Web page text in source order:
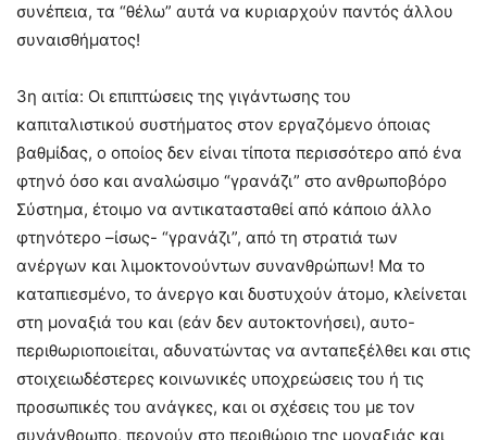
συνέπεια, τα “θέλω” αυτά να κυριαρχούν παντός άλλου
συναισθήματος!
3η αιτία: Οι επιπτώσεις της γιγάντωσης του
καπιταλιστικού συστήματος στον εργαζόμενο όποιας
βαθμίδας, ο οποίος δεν είναι τίποτα περισσότερο από ένα
φτηνό όσο και αναλώσιμο “γρανάζι” στο ανθρωποβόρο
Σύστημα, έτοιμο να αντικατασταθεί από κάποιο άλλο
φτηνότερο –ίσως- “γρανάζι”, από τη στρατιά των
ανέργων και λιμοκτονούντων συνανθρώπων! Μα το
καταπιεσμένο, το άνεργο και δυστυχούν άτομο, κλείνεται
στη μοναξιά του και (εάν δεν αυτοκτονήσει), αυτο-
περιθωριοποιείται, αδυνατώντας να ανταπεξέλθει και στις
στοιχειωδέστερες κοινωνικές υποχρεώσεις του ή τις
προσωπικές του ανάγκες, και οι σχέσεις του με τον
συνάνθρωπο, περνούν στο περιθώριο της μοναξιάς και